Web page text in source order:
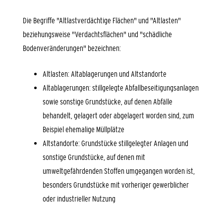
Die Begriffe "Altlastverdächtige Flächen" und "Altlasten"
beziehungsweise "Verdachtsflächen" und "schädliche
Bodenveränderungen" bezeichnen:
Altlasten: Altablagerungen und Altstandorte
Altablagerungen: stillgelegte Abfallbeseitigungsanlagen
sowie sonstige Grundstücke, auf denen Abfälle
behandelt, gelagert oder abgelagert worden sind, zum
Beispiel ehemalige Müllplätze
Altstandorte: Grundstücke stillgelegter Anlagen und
sonstige Grundstücke, auf denen mit
umweltgefährdenden Stoffen umgegangen worden ist,
besonders Grundstücke mit vorheriger gewerblicher
oder industrieller Nutzung